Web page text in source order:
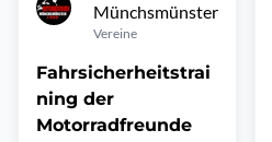
Münchsmünster
Vereine
Fahrsicherheitstrai
ning der
Motorradfreunde